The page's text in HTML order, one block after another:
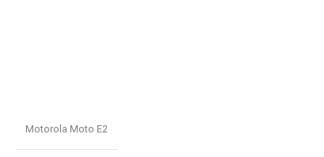
Motorola Moto E2